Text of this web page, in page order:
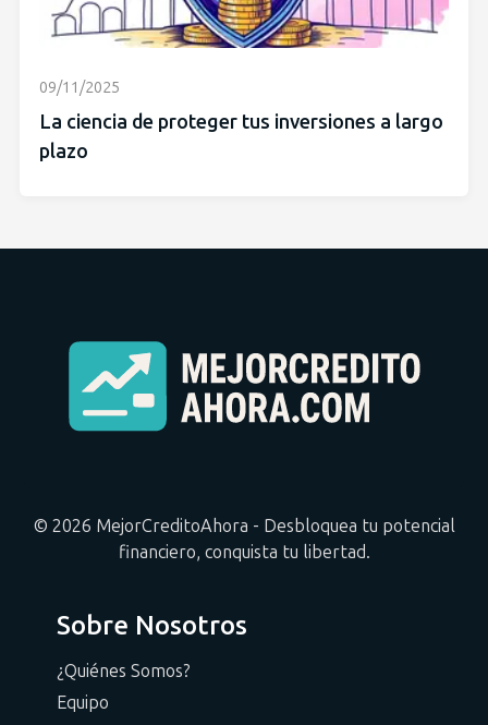
09/11/2025
La ciencia de proteger tus inversiones a largo
plazo
© 2026 MejorCreditoAhora - Desbloquea tu potencial
financiero, conquista tu libertad.
Sobre Nosotros
¿Quiénes Somos?
Equipo